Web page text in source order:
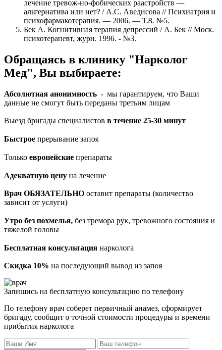
лечение тревож-но-фобических раастройств —
альтернатива или нет? / A.C. Аведисова // Психиатрия и
психофармакотерапия. — 2006. — Т.8. №5.
Бек А. Когнитивная терапия депрессий / А. Бек // Моск.
психотерапевт, журн. 1996. - №3.
Обращаясь в клинику "Нарколог
Мед", Вы выбираете:
Абсолютная анонимность - мы гарантируем, что Ваши
данные не смогут быть переданы третьим лицам
Выезд бригады специалистов в течение 25-30 минут
Быстрое прерывание запоя
Только европейские препараты
Адекватную цену на лечение
Врач ОБЯЗАТЕЛЬНО оставит препараты (количество
зависит от услуги)
Утро без похмелья, без тремора рук, тревожного состояния и
тяжелой головы
Бесплатная консультация нарколога
Скидка 10% на последующий вывод из запоя
Запишись на бесплатную консультацию по телефону
По телефону врач соберет первичный анамез, сформирует
бригаду, сообщит о точной стоимости процедуры и времени
прибытия нарколога